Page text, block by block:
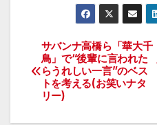
投
稿
ナ
サバンナ高橋ら「華大千
鳥」で“後輩に言われた
らうれしい一言”のベス
トを考える(お笑いナタ
リー)